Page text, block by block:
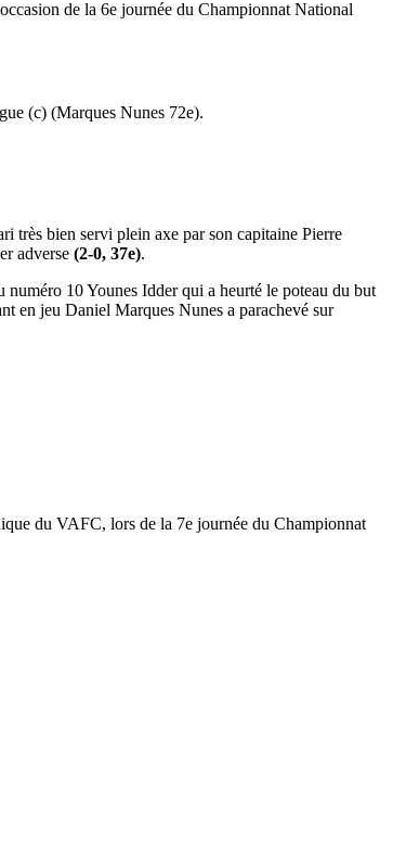
de la 6e journée du Championnat National
(c) (Marques Nunes 72e).
très bien servi plein axe par son capitaine Pierre
adverse (2-0, 37e).
10 Younes Idder qui a heurté le poteau du but
en jeu Daniel Marques Nunes a parachevé sur
du VAFC, lors de la 7e journée du Championnat